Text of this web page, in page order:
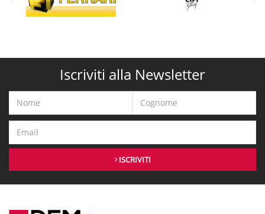
Iscriviti alla Newsletter
ISCRIVITI